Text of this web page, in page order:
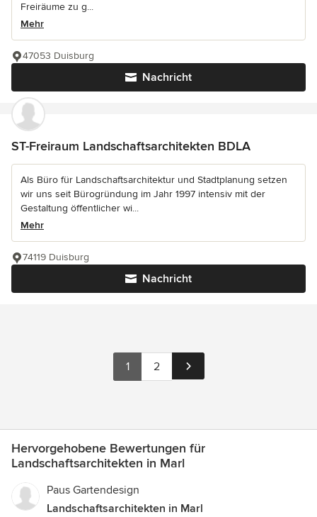
Freiräume zu g...
Mehr
Nachricht
47053 Duisburg
ST-Freiraum Landschaftsarchitekten BDLA
Als Büro für Landschaftsarchitektur und Stadtplanung setzen
wir uns seit Bürogründung im Jahr 1997 intensiv mit der
Gestaltung öffentlicher wi...
Mehr
Nachricht
74119 Duisburg
1 2
Hervorgehobene Bewertungen für
Landschaftsarchitekten in Marl
Paus Gartendesign
Landschaftsarchitekten in Marl